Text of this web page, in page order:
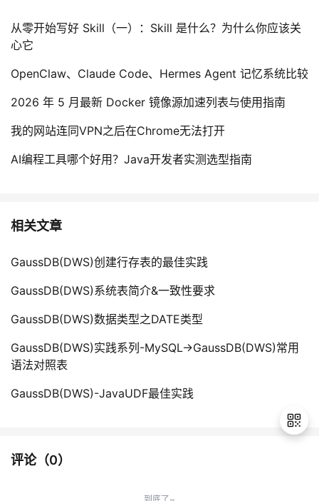
从零开始写好 Skill（一）：Skill 是什么？为什么你应该关
心它
OpenClaw、Claude Code、Hermes Agent 记忆系统比较
2026 年 5 月最新 Docker 镜像源加速列表与使用指南
我的网站连同VPN之后在Chrome无法打开
AI编程工具哪个好用？Java开发者实测选型指南
相关文章
GaussDB(DWS)创建行存表的最佳实践
GaussDB(DWS)系统表简介&一致性要求
GaussDB(DWS)数据类型之DATE类型
GaussDB(DWS)实践系列-MySQL->GaussDB(DWS)常用
语法对照表
GaussDB(DWS)-JavaUDF最佳实践
评论（0）